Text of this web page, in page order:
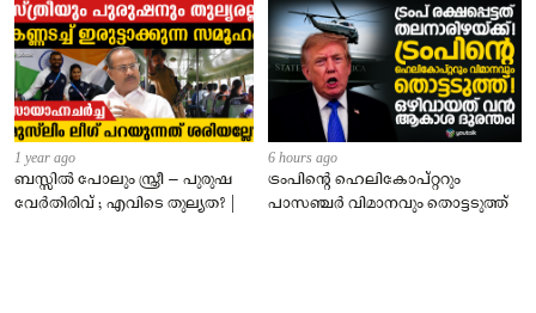
1 year ago
ബസ്സിൽ പോലും സ്ത്രീ – പുരുഷ
വേർതിരിവ് ; എവിടെ തുല്യത? |
6 hours ago
ട്രംപിന്റെ ഹെലികോപ്റ്ററും
പാസഞ്ചര്‍ വിമാനവും തൊട്ടടുത്ത്